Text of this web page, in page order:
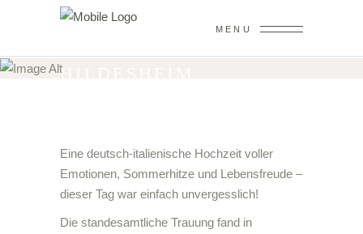
MENU
ITALIENSCHE
HILDESHEIM
Eine deutsch-italienische Hochzeit voller
Emotionen, Sommerhitze und Lebensfreude –
dieser Tag war einfach unvergesslich!
Die standesamtliche Trauung fand in